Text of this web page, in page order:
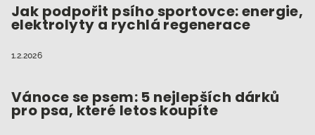
Jak podpořit psího sportovce: energie,
elektrolyty a rychlá regenerace
1.2.2026
Vánoce se psem: 5 nejlepších dárků
pro psa, které letos koupíte